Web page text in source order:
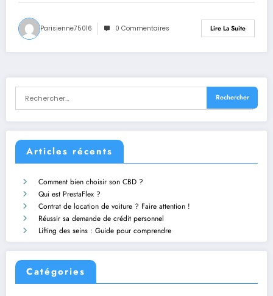
Parisienne75016 0 Commentaires Lire La Suite
Articles récents
Comment bien choisir son CBD ?
Qui est PrestaFlex ?
Contrat de location de voiture ? Faire attention !
Réussir sa demande de crédit personnel
Lifting des seins : Guide pour comprendre
Catégories